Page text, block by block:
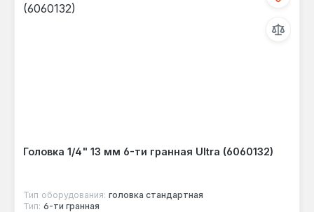
Головка 1/4" 13 мм 6-ти гранная Ultra (6060132)
Тип оборудования: головка стандартная
Тип: 6-ти гранная